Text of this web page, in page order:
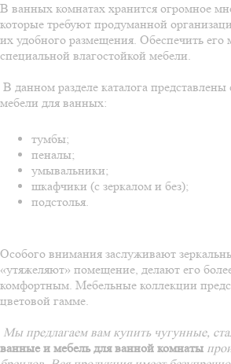
В ванных комнатах хранится огромное
которые требуют продуманной
их удобного размещения. Обеспечить его
специальной влагостойкой мебели.
В данном разделе каталога
мебели для ванных:
тумбы;
пеналы;
умывальники;
шкафчики (с зеркалом и без);
подстолья.
Особого внимания заслуживают
«утяжеляют» помещение, делают его
комфортным. Мебельные коллекции
цветовой гамме.
Мы предлагаем вам купить чугунные,
ванные и мебель для ванной комнаты